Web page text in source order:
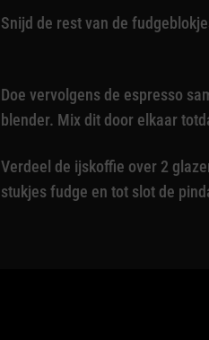
Snijd de rest van de
Doe vervolgens de espresso
blender. Mix dit door elkaar
Verdeel de ijskoffie over 2
stukjes fudge en tot slot de